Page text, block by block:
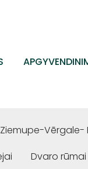
Ziemupe-Vērgale-
Dvaro rūmai